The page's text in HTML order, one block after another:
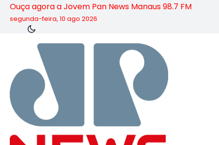
Ouça agora a Jovem Pan News Manaus 98.7 FM
segunda-feira, 10 ago 2026